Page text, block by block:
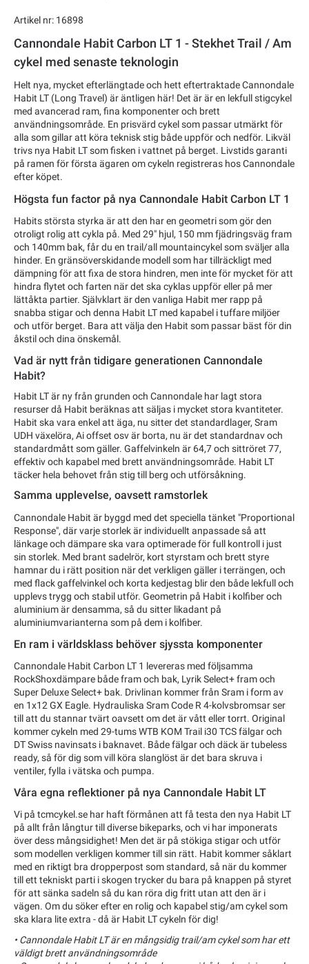
Artikel nr: 16898
Cannondale Habit Carbon LT 1 - Stekhet Trail / Am
cykel med senaste teknologin
Helt nya, mycket efterlängtade och hett eftertraktade Cannondale
Habit LT (Long Travel) är äntligen här! Det är är en lekfull stigcykel
med avancerad ram, fina komponenter och brett
användningsområde. En prisvärd cykel som passar utmärkt för
alla som gillar att köra teknisk stig både uppför och nedför. Likväl
trivs nya Habit LT som fisken i vattnet på berget. Livstids garanti
på ramen för första ägaren om cykeln registreras hos Cannondale
efter köpet.
Högsta fun factor på nya Cannondale Habit Carbon LT 1
Habits största styrka är att den har en geometri som gör den
otroligt rolig att cykla på. Med 29" hjul, 150 mm fjädringsväg fram
och 140mm bak, får du en trail/all mountaincykel som sväljer alla
hinder. En gränsöverskidande modell som har tillräckligt med
dämpning för att fixa de stora hindren, men inte för mycket för att
hindra flytet och farten när det ska cyklas uppför eller på mer
lättåkta partier. Självklart är den vanliga Habit mer rapp på
snabba stigar och denna Habit LT med kapabel i tuffare miljöer
och utför berget. Bara att välja den Habit som passar bäst för din
åkstil och dina önskemål.
Vad är nytt från tidigare generationen Cannondale
Habit?
Habit LT är ny från grunden och Cannondale har lagt stora
resurser då Habit beräknas att säljas i mycket stora kvantiteter.
Habit ska vara enkel att äga, nu sitter det standardlager, Sram
UDH växelöra, Ai offset osv är borta, nu är det standardnav och
standardmått som gäller. Gaffelvinkeln är 64,7 och sittröret 77,
effektiv och kapabel med brett användningsområde. Habit LT
täcker hela behovet från stig till berg och utförsåkning.
Samma upplevelse, oavsett ramstorlek
Cannondale Habit är byggd med det speciella tänket "Proportional
Response", där varje storlek är individuellt anpassade så att
länkage och dämpare ska vara optimerade för full kontroll i just
sin storlek. Med brant sadelrör, kort styrstam och brett styre
hamnar du i rätt position när det verkligen gäller i terrängen, och
med flack gaffelvinkel och korta kedjestag blir den både lekfull och
upplevs trygg och stabil utför. Geometrin på Habit i kolfiber och
aluminium är densamma, så du sitter likadant på
aluminiumvarianterna som på dem i kolfiber.
En ram i världsklass behöver sjyssta komponenter
Cannondale Habit Carbon LT 1 levereras med följsamma
RockShoxdämpare både fram och bak, Lyrik Select+ fram och
Super Deluxe Select+ bak. Drivlinan kommer från Sram i form av
en 1x12 GX Eagle. Hydrauliska Sram Code R 4-kolvsbromsar ser
till att du stannar tvärt oavsett om det är vått eller torrt. Original
kommer cykeln med 29-tums WTB KOM Trail i30 TCS fälgar och
DT Swiss navinsats i baknavet. Både fälgar och däck är tubeless
ready, så för dig som vill köra slanglöst är det bara skruva i
ventiler, fylla i vätska och pumpa.
Våra egna reflektioner på nya Cannondale Habit LT
Vi på tcmcykel.se har haft förmånen att få testa den nya Habit LT
på allt från långtur till diverse bikeparks, och vi har imponerats
över dess mångsidighet! Men det är på stökiga stigar och utför
som modellen verkligen kommer till sin rätt. Habit kommer såklart
med en riktigt bra dropperpost som standard, så när du kommer
till ett tekniskt parti i skogen trycker du bara på knappen på styret
för att sänka sadeln så du kan röra dig fritt utan att den är i
vägen. Om du söker efter en rolig och kapabel stig/am cykel som
ska klara lite extra - då är Habit LT cykeln för dig!
• Cannondale Habit LT är en mångsidig trail/am cykel som har ett
väldigt brett användningsområde